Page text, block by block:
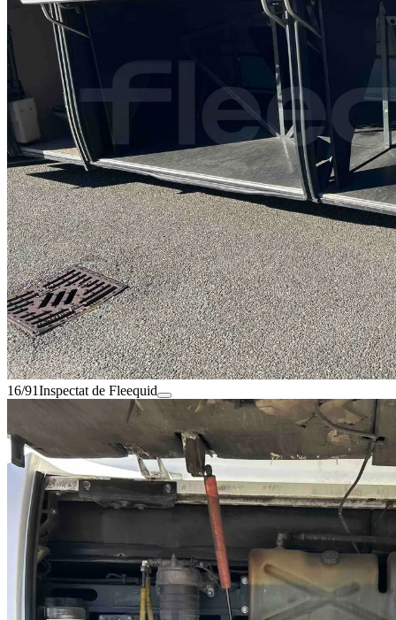
16/91Inspectat de Fleequid